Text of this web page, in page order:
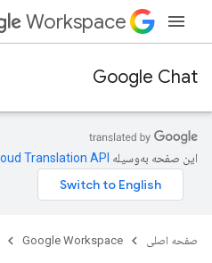
Workspace
Google Chat
این صفحه به‌وسیله
صفحه اصلی Google Workspace